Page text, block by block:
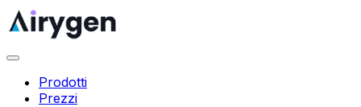
Prodotti
Prezzi